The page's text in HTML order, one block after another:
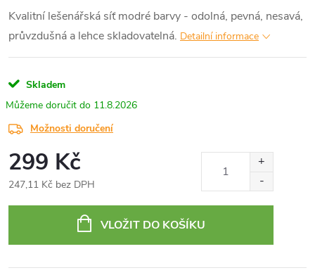
Kvalitní lešenářská síť modré barvy - odolná, pevná, nesavá,
průvzdušná a lehce skladovatelná. Detailní informace
Skladem
11.8.2026
Možnosti doručení
299 Kč
247,11 Kč bez DPH
VLOŽIT DO KOŠÍKU